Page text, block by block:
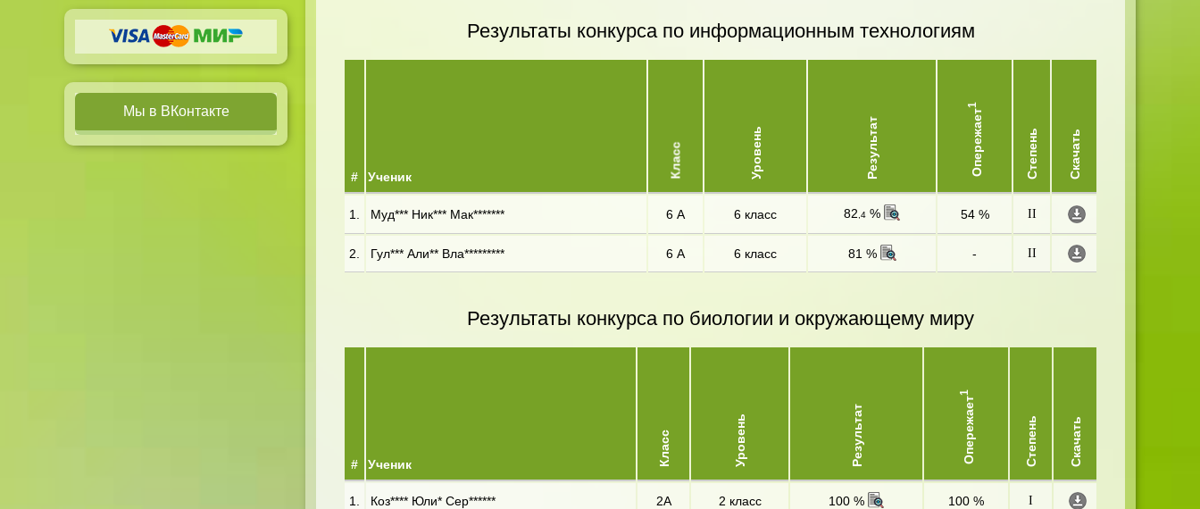
Мы в ВКонтакте
Результаты конкурса по информационным технологиям
# Ученик Класс Уровень Результат Опережает
1
Степень Скачать
1. Муд*** Ник*** Мак******* 6 А 6 класс 82 ,4 % 54 % II
2. Гул*** Али** Вла********* 6 А 6 класс 81 % - II
Результаты конкурса по биологии и окружающему миру
# Ученик Класс Уровень Результат Опережает
1
Степень Скачать
1. Коз**** Юли* Сер****** 2А 2 класс 100 % 100 % I